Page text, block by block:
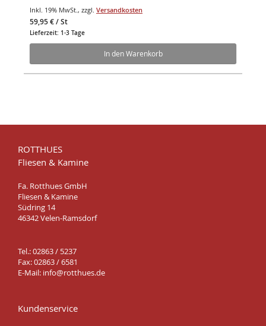
Inkl. 19% MwSt., zzgl. Versandkosten
59,95 €/ St
Lieferzeit: 1-3 Tage
In den Warenkorb
ROTTHUES
Fliesen & Kamine
Fa. Rotthues GmbH
Fliesen & Kamine
Südring 14
46342 Velen-Ramsdorf
Tel.: 02863 / 5237
Fax: 02863 / 6581
E-Mail: info@rotthues.de
Kundenservice